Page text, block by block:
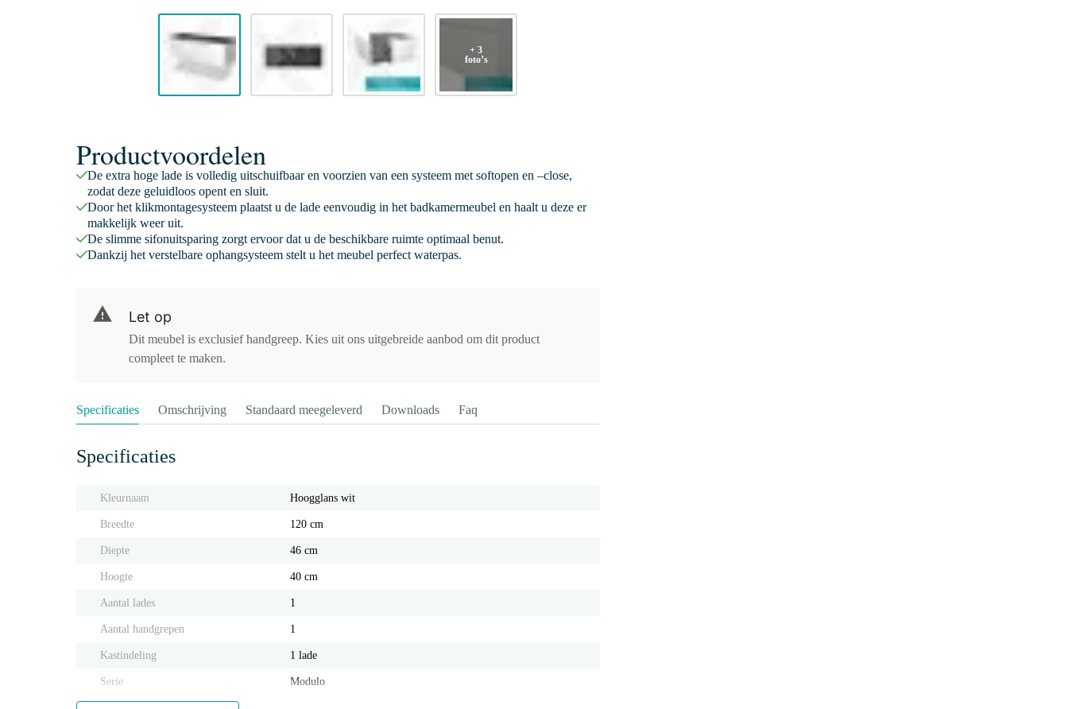
+ 3
foto’s
Productvoordelen
De extra hoge lade is volledig uitschuifbaar en voorzien van een systeem met softopen en –close,
zodat deze geluidloos opent en sluit.
Door het klikmontagesysteem plaatst u de lade eenvoudig in het badkamermeubel en haalt u deze er
makkelijk weer uit.
De slimme sifonuitsparing zorgt ervoor dat u de beschikbare ruimte optimaal benut.
Dankzij het verstelbare ophangsysteem stelt u het meubel perfect waterpas.
Let op
Dit meubel is exclusief handgreep. Kies uit ons uitgebreide aanbod om dit product
compleet te maken.
Specificaties Omschrijving Standaard meegeleverd Downloads Faq
Specificaties
Kleurnaam Hoogglans wit
Breedte 120 cm
Diepte 46 cm
Hoogte 40 cm
Aantal lades 1
Aantal handgrepen 1
Kastindeling 1 lade
Serie Modulo